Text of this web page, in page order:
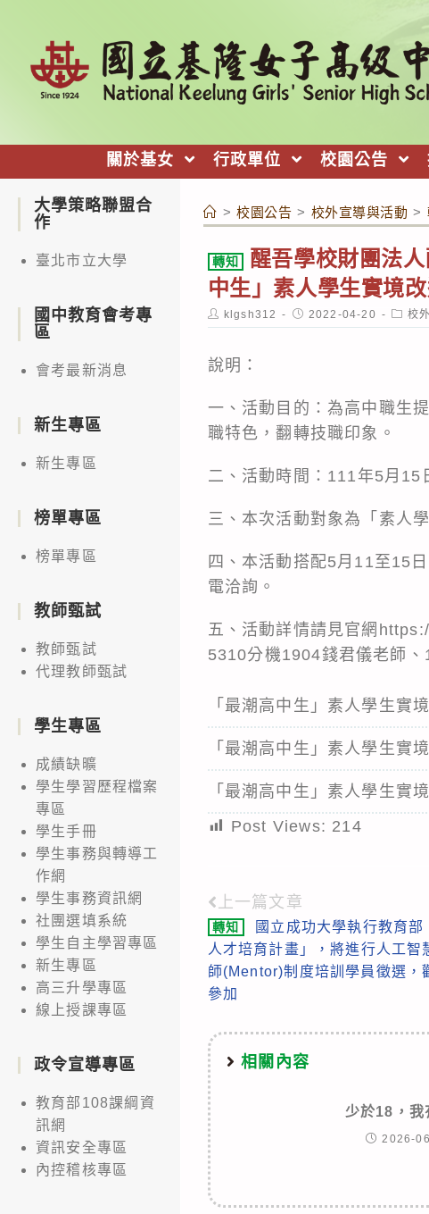
關於基女 行政單位 校園公告
> 校園公告 > 校外宣導與活動 >
轉知
醒吾學校財團法
中生」素人學生實境
Post
author:
klgsh312
Post
published:
2022-04-20
Post
校
說明：
一、活動目的：為高中職生
職特色，翻轉技職印象。
二、活動時間：111年5月
三、本次活動對象為「素人
四、本活動搭配5月11至15
電洽詢。
五、活動詳情請見官網
5310分機1904錢君儀老師、
「最潮高中生」素人學生實
「最潮高中生」素人學生實
「最潮高中生」素人學生實
Post Views: 214
Read
more
articles
上一篇文章
轉知
國立成功大學執行教育
人才培育計畫」，將進行人工智
師(Mentor)制度培訓學員徵選，
參加
相關內容
少於18，我
2026-
大學策略聯盟合
作
臺北市立大學
國中教育會考專
區
會考最新消息
新生專區
新生專區
榜單專區
榜單專區
教師甄試
教師甄試
代理教師甄試
學生專區
成績缺曠
學生學習歷程檔案
專區
學生手冊
學生事務與轉導工
作網
學生事務資訊網
社團選填系統
學生自主學習專區
新生專區
高三升學專區
線上授課專區
政令宣導專區
教育部108課綱資
訊網
資訊安全專區
內控稽核專區